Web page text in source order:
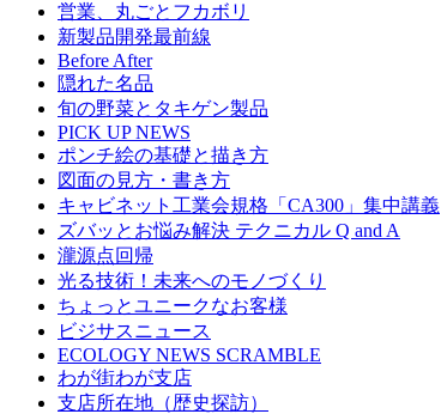
営業、丸ごとフカボリ
新製品開発最前線
Before After
隠れた名品
旬の野菜とタキゲン製品
PICK UP NEWS
ポンチ絵の基礎と描き方
図面の見方・書き方
キャビネット工業会規格「CA300」集中講義
ズバッとお悩み解決 テクニカル Q and A
瀧源点回帰
光る技術！未来へのモノづくり
ちょっとユニークなお客様
ビジサスニュース
ECOLOGY NEWS SCRAMBLE
わが街わが支店
支店所在地（歴史探訪）